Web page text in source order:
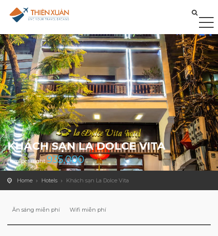
KHÁCH SẠN LA DOLCE VITA
from/per night935,000
Home Hotels Khách sạn La Dolce Vita
Ăn sáng miễn phí Wifi miễn phí